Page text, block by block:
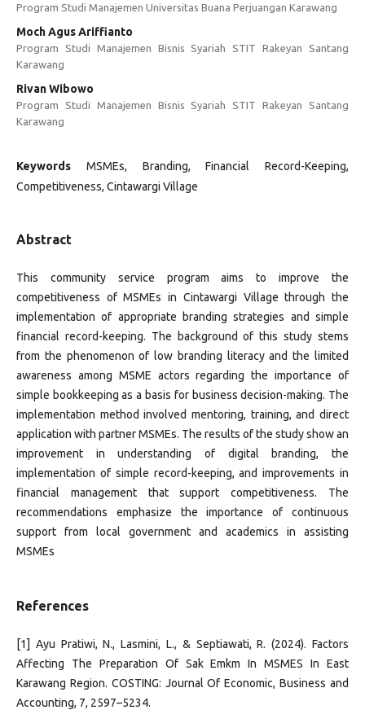
Program Studi Manajemen Universitas Buana Perjuangan Karawang
Moch Agus Ariffianto
Program Studi Manajemen Bisnis Syariah STIT Rakeyan Santang
Karawang
Rivan Wibowo
Program Studi Manajemen Bisnis Syariah STIT Rakeyan Santang
Karawang
Keywords
MSMEs, Branding, Financial Record-Keeping,
Competitiveness, Cintawargi Village
Abstract
This community service program aims to improve the
competitiveness of MSMEs in Cintawargi Village through the
implementation of appropriate branding strategies and simple
financial record-keeping. The background of this study stems
from the phenomenon of low branding literacy and the limited
awareness among MSME actors regarding the importance of
simple bookkeeping as a basis for business decision-making. The
implementation method involved mentoring, training, and direct
application with partner MSMEs. The results of the study show an
improvement in understanding of digital branding, the
implementation of simple record-keeping, and improvements in
financial management that support competitiveness. The
recommendations emphasize the importance of continuous
support from local government and academics in assisting
MSMEs
References
[1] Ayu Pratiwi, N., Lasmini, L., & Septiawati, R. (2024). Factors
Affecting The Preparation Of Sak Emkm In MSMES In East
Karawang Region. COSTING: Journal Of Economic, Business and
Accounting, 7, 2597–5234.